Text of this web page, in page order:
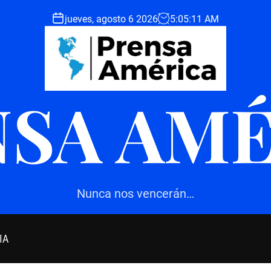
jueves, agosto 6 2026 5:05:12 AM
Nunca nos vencerán…